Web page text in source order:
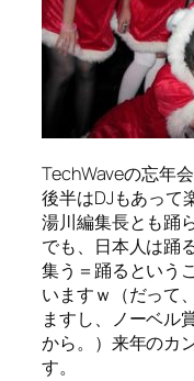
TechWaveの忘年
後半はDJもあって
湯川編集長とも踊
でも、日本人は踊
集う＝踊るという
いますｗ（だって
ますし、ノーベル
から。）来年のカ
す。